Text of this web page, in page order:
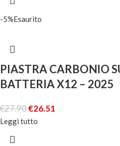
-5%Esaurito
PIASTRA CARBONIO
BATTERIA X12 – 2025
€27.90€26.51
Leggi tutto